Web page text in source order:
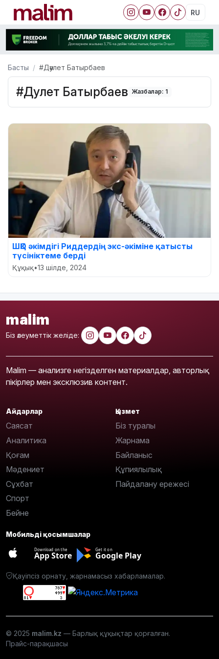
RU
Басты #Дәулет Батырбаев
#Дәулет Батырбаев Жазбалар: 1
ШҚО әкімдігі Риддердің экс-әкіміне қатысты
түсініктеме берді
Құқық•13 шілде, 2024
malim
Біз әлеуметтік желіде:
Malim — анализге негізделген материалдар, авторлық
пікірлер мен эксклюзив контент.
Айдарлар
Саясат
Аналитика
Қоғам
Мәдениет
Сұхбат
Спорт
Бейне
Қызмет
Біз туралы
Жарнама
Байланыс
Құпиялылық
Пайдалану ережесі
Мобильді қосымшалар
Download on the
App Store
Get it on
Google Play
Қауіпсіз орнату, жарнамасыз хабарламалар.
© 2025 malim.kz — Барлық құқықтар қорғалған.
Прайс-парақшасы